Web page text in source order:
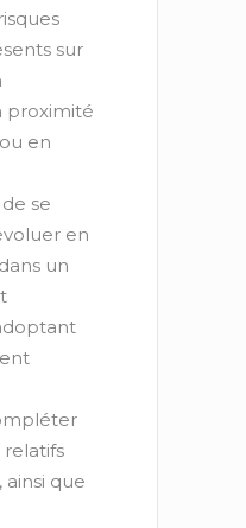
sur
proximité
en
se
en
un
ainsi que